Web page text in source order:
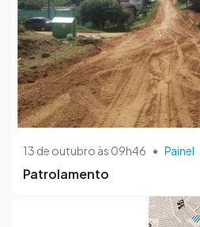
13 de outubro às 09h46 • Painel
Patrolamento